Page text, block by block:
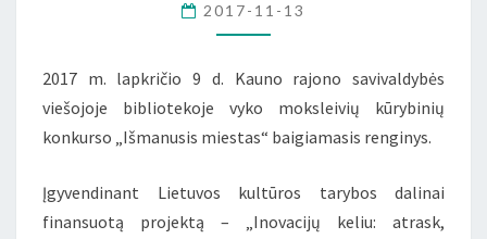
MOKSLEIVIŲ
DARBŲ
KONKURSO
„IŠMANUSIS
BAIGIAMASIS
RENGINYS
2017-11-13
2017 m. lapkričio 9 d. Kauno rajono savivaldybės
viešojoje bibliotekoje vyko moksleivių kūrybinių
konkurso „Išmanusis miestas“ baigiamasis renginys.
Įgyvendinant Lietuvos kultūros tarybos dalinai
finansuotą projektą – „Inovacijų keliu: atrask,